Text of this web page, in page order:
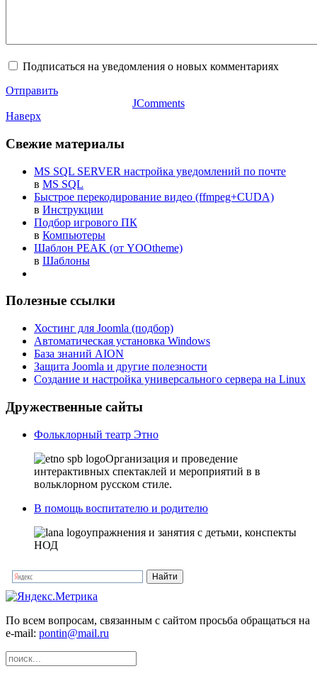
Подписаться на уведомления о новых комментариях
Отправить
JComments
Наверх
Свежие материалы
MS SQL SERVER настройка уведомлений по почте
в MS SQL
Быстрое перекодирование видео (ffmpeg+CUDA)
в Инструкции
Подбор игрового ПК
в Компьютеры
Шаблон PEAK (от YOOtheme)
в Шаблоны
Полезные ссылки
Хостинг для Joomla (подбор)
Автоматическая установка Windows
База знаний AION
Защита Joomla и другие полезности
Создание и настройка универсального сервера на Linux
Дружественные сайты
Фольклорный театр Этно
Организация и проведение
интерактивных спектаклей и мероприятий в в
вольклорном русском стиле.
В помощь воспитателю и родителю
упражнения и занятия с детьми, конспекты
НОД
По всем вопросам, связанным с сайтом просьба обращаться на
e-mail: pontin@mail.ru